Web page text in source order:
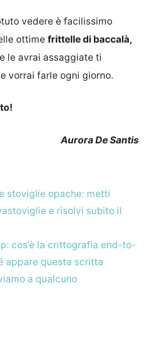
vedere è facilissimo
ottime frittelle di baccalà,
le avrai assaggiate ti
vorrai farle ogni giorno.
Aurora De Santis
stoviglie opache: metti
e risolvi subito il
cos’è la crittografia end-to-
appare questa scritta
a qualcuno